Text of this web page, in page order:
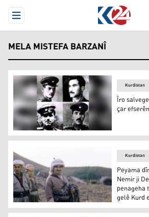
Open Menu
MELA MISTEFA BARZANÎ
Îro salvegera 79ê ya sêdaredana
Kurdistan
Îro
çar
Peyama dîrokî ya Barzanîyê
Kurdistan
Peyama
Nemir ji
penageha
gelê Kurd